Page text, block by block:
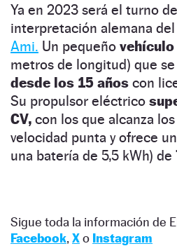
Ya en 2023 será el turno
interpretación alemana
Ami. Un pequeño
metros de longitud) que
desde los 15 años con
Su propulsor eléctrico
CV, con los que alcanza
velocidad punta y ofrece
una batería de 5,5 kWh) de
Sigue toda la información de
Facebook, Xo Instagram